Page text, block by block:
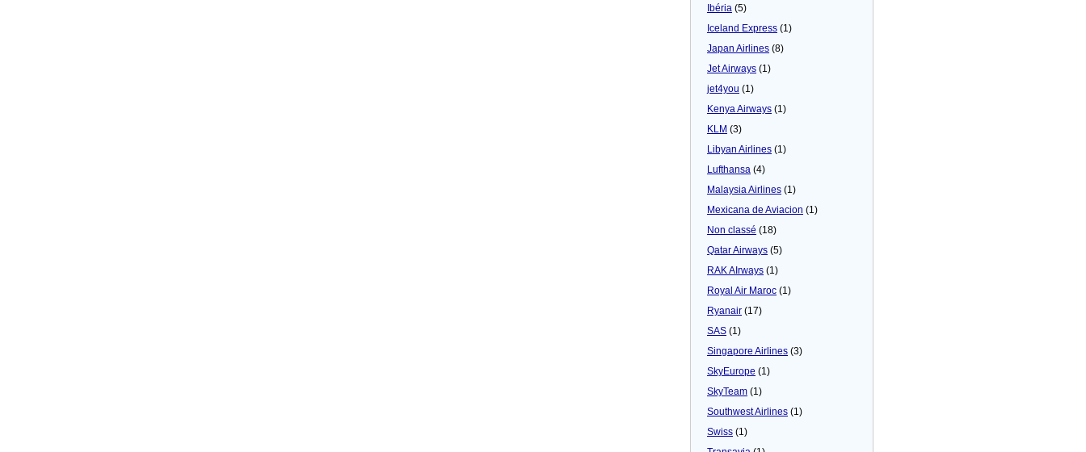
Ibéria (5)
Iceland Express (1)
Japan Airlines (8)
Jet Airways (1)
jet4you (1)
Kenya Airways (1)
KLM (3)
Libyan Airlines (1)
Lufthansa (4)
Malaysia Airlines (1)
Mexicana de Aviacion (1)
Non classé (18)
Qatar Airways (5)
RAK AIrways (1)
Royal Air Maroc (1)
Ryanair (17)
SAS (1)
Singapore Airlines (3)
SkyEurope (1)
SkyTeam (1)
Southwest Airlines (1)
Swiss (1)